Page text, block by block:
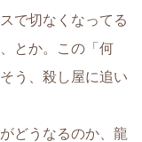
で切なくなってる
とか。この「何
う、殺し屋に追い
どうなるのか、龍